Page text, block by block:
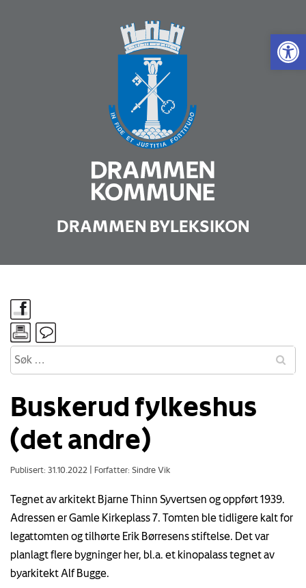
Vis
DRAMMEN BYLEKSIKON
Buskerud fylkeshus
(det andre)
Publisert: 31.10.2022 Forfatter: Sindre Vik
Tegnet av arkitekt Bjarne Thinn Syvertsen og oppført 1939.
Adressen er Gamle Kirkeplass 7. Tomten ble tidligere kalt for
legattomten og tilhørte Erik Børresens stiftelse. Det var
planlagt flere bygninger her, bl.a. et kinopalass tegnet av
byarkitekt Alf Bugge.